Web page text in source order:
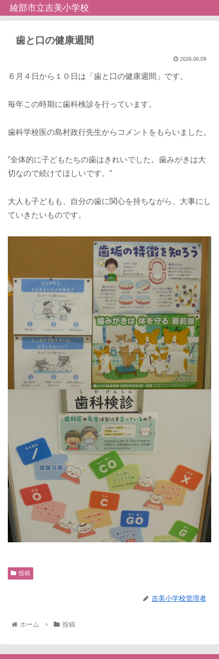
綾部市立吉美小学校
歯と口の健康週間
2026.06.09
６月４日から１０日は「歯と口の健康週間」です。
毎年この時期に歯科検診を行っています。
歯科学校医の島村政行先生からコメントをもらいました。
”全体的に子どもたちの歯はきれいでした。歯みがきは大
切なので続けてほしいです。”
大人も子どもも、自分の歯に関心を持ちながら、大事にし
ていきたいものです。
投稿
吉美小学校管理者
ホーム 投稿